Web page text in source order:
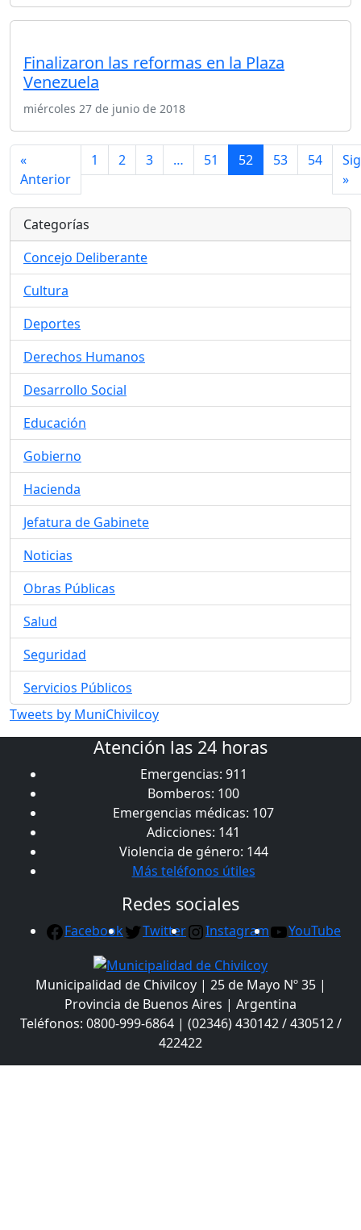
Finalizaron las reformas en la Plaza
Venezuela
miércoles 27 de junio de 2018
«
Anterior
1 2 3 … 51 52 53 54
»
Categorías
Concejo Deliberante
Cultura
Deportes
Derechos Humanos
Desarrollo Social
Educación
Gobierno
Hacienda
Jefatura de Gabinete
Noticias
Obras Públicas
Salud
Seguridad
Servicios Públicos
Tweets by MuniChivilcoy
Atención las 24 horas
Emergencias: 911
Bomberos: 100
Emergencias médicas: 107
Adicciones: 141
Violencia de género: 144
Más teléfonos útiles
Redes sociales
Facebook Twitter Instagram YouTube
Municipalidad de Chivilcoy | 25 de Mayo Nº 35 |
Provincia de Buenos Aires | Argentina
Teléfonos: 0800-999-6864 | (02346) 430142 / 430512 /
422422